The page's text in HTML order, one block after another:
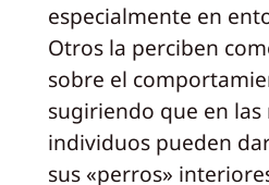
especialmente en
Otros la perciben
sobre el
sugiriendo que en
individuos pueden
sus «perros»